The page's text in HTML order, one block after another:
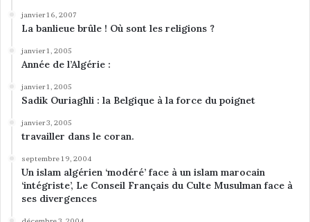
janvier 16, 2007
La banlieue brûle ! Où sont les religions ?
janvier 1, 2005
Année de l’Algérie :
janvier 1, 2005
Sadik Ouriaghli : la Belgique à la force du poignet
janvier 3, 2005
travailler dans le coran.
septembre 19, 2004
Un islam algérien ‘modéré’ face à un islam marocain
‘intégriste’, Le Conseil Français du Culte Musulman face à
ses divergences